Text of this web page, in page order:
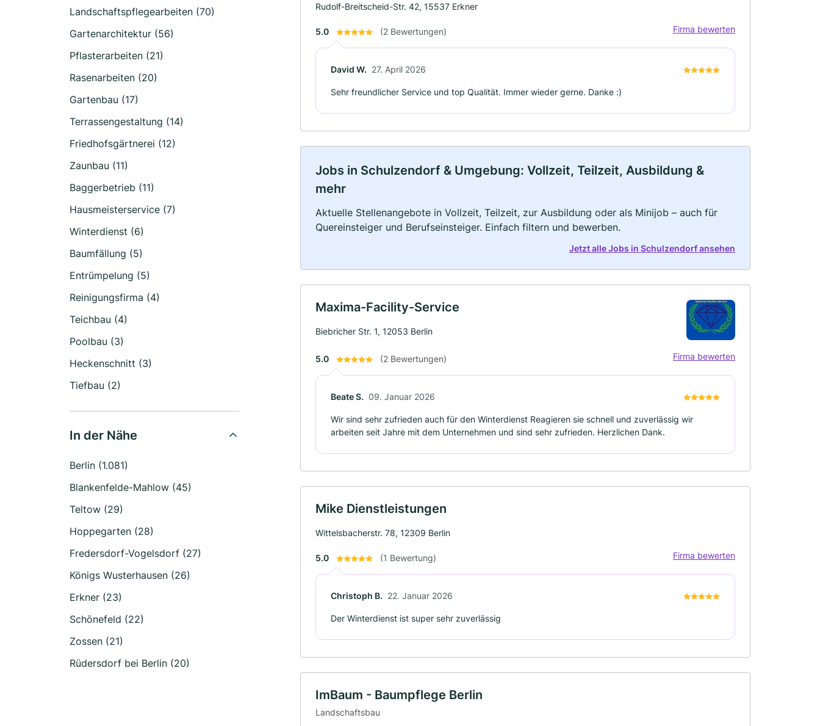
Landschaftspflegearbeiten (70)
Gartenarchitektur (56)
Pflasterarbeiten (21)
Rasenarbeiten (20)
Gartenbau (17)
Terrassengestaltung (14)
Friedhofsgärtnerei (12)
Zaunbau (11)
Baggerbetrieb (11)
Hausmeisterservice (7)
Winterdienst (6)
Baumfällung (5)
Entrümpelung (5)
Reinigungsfirma (4)
Teichbau (4)
Poolbau (3)
Heckenschnitt (3)
Tiefbau (2)
In der Nähe
Berlin (1.081)
Blankenfelde-Mahlow (45)
Teltow (29)
Hoppegarten (28)
Fredersdorf-Vogelsdorf (27)
Königs Wusterhausen (26)
Erkner (23)
Schönefeld (22)
Zossen (21)
Rüdersdorf bei Berlin (20)
Rudolf-Breitscheid-Str. 42, 15537 Erkner
5.0 (2 Bewertungen) Firma bewerten
David W. 27. April 2026
Sehr freundlicher Service und top Qualität. Immer wieder gerne. Danke :)
Jobs in Schulzendorf & Umgebung: Vollzeit, Teilzeit, Ausbildung &
mehr
Aktuelle Stellenangebote in Vollzeit, Teilzeit, zur Ausbildung oder als Minijob – auch für
Quereinsteiger und Berufseinsteiger. Einfach filtern und bewerben.
Jetzt alle Jobs in Schulzendorf ansehen
Maxima-Facility-Service
Biebricher Str. 1, 12053 Berlin
5.0 (2 Bewertungen) Firma bewerten
Beate S. 09. Januar 2026
Wir sind sehr zufrieden auch für den Winterdienst Reagieren sie schnell und zuverlässig wir
arbeiten seit Jahre mit dem Unternehmen und sind sehr zufrieden. Herzlichen Dank.
Mike Dienstleistungen
Wittelsbacherstr. 78, 12309 Berlin
5.0 (1 Bewertung) Firma bewerten
Christoph B. 22. Januar 2026
Der Winterdienst ist super sehr zuverlässig
ImBaum - Baumpflege Berlin
Landschaftsbau